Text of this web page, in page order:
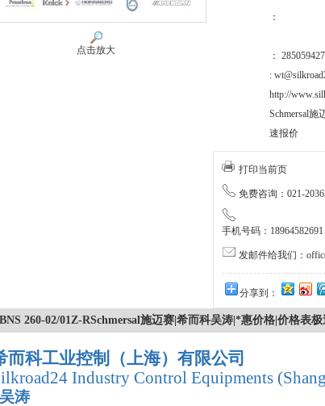
点击放大
：
：
:
http://
Schmersal
速报价
打印当前页
免费咨询：021-
手机号码：18964582691
发邮件给我们：
分享到：
BNS 260-02/01Z-RSchmersal施迈赛|希而科吴涛|*惠价格|价格表
而科工业控制（上海）有限公司
Industry Control Equipments
吴涛